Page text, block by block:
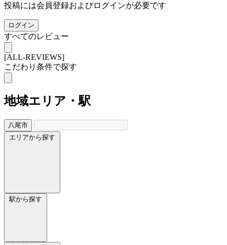
投稿には会員登録およびログインが必要です
ログイン
すべてのレビュー
[ALL-REVIEWS]
こだわり条件で探す
地域エリア・駅
八尾市
エリアから探す
駅から探す